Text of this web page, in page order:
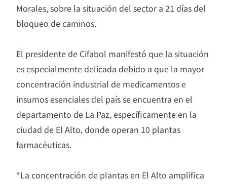
Morales, sobre la situación del sector a 21 días del
bloqueo de caminos.
El presidente de Cifabol manifestó que la situación
es especialmente delicada debido a que la mayor
concentración industrial de medicamentos e
insumos esenciales del país se encuentra en el
departamento de La Paz, específicamente en la
ciudad de El Alto, donde operan 10 plantas
farmacéuticas.
“La concentración de plantas en El Alto amplifica